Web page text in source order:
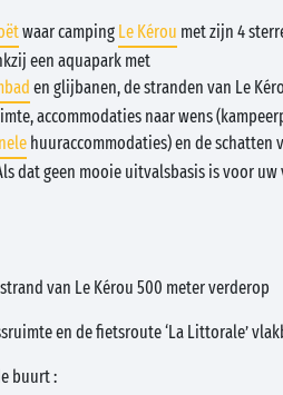
waar camping Le Kérou met zijn 4
een aquapark met
en glijbanen, de stranden van Le
accommodaties naar wens
huuraccommodaties) en de schatten
dat geen mooie uitvalsbasis is voor uw
van Le Kérou 500 meter verderop
en de fietsroute ‘La Littorale’
buurt :